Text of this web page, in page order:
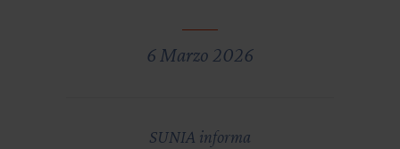
6 Marzo 2026
SUNIA informa